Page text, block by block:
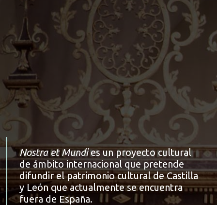
Nostra et Mundies un proyecto cultural
de ámbito internacional que pretende
difundir el patrimonio cultural de Castilla
y León que actualmente se encuentra
fuera de España.